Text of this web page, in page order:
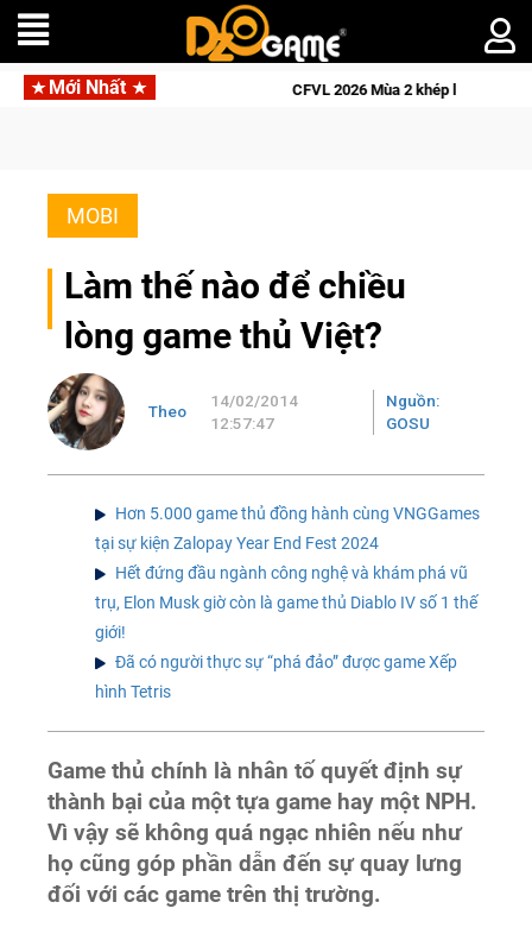
Mới Nhất
liệt CFVL 2026 Mùa 2 khép lại với hành trình đầy cảm
MOBI
Làm thế nào để chiều
lòng game thủ Việt?
Theo
14/02/2014
12:57:47
Nguồn:
GOSU
Hơn 5.000 game thủ đồng hành cùng VNGGames
tại sự kiện Zalopay Year End Fest 2024
Hết đứng đầu ngành công nghệ và khám phá vũ
trụ, Elon Musk giờ còn là game thủ Diablo IV số 1 thế
giới!
Đã có người thực sự “phá đảo” được game Xếp
hình Tetris
Game thủ chính là nhân tố quyết định sự
thành bại của một tựa game hay một NPH.
Vì vậy sẽ không quá ngạc nhiên nếu như
họ cũng góp phần dẫn đến sự quay lưng
đối với các game trên thị trường.